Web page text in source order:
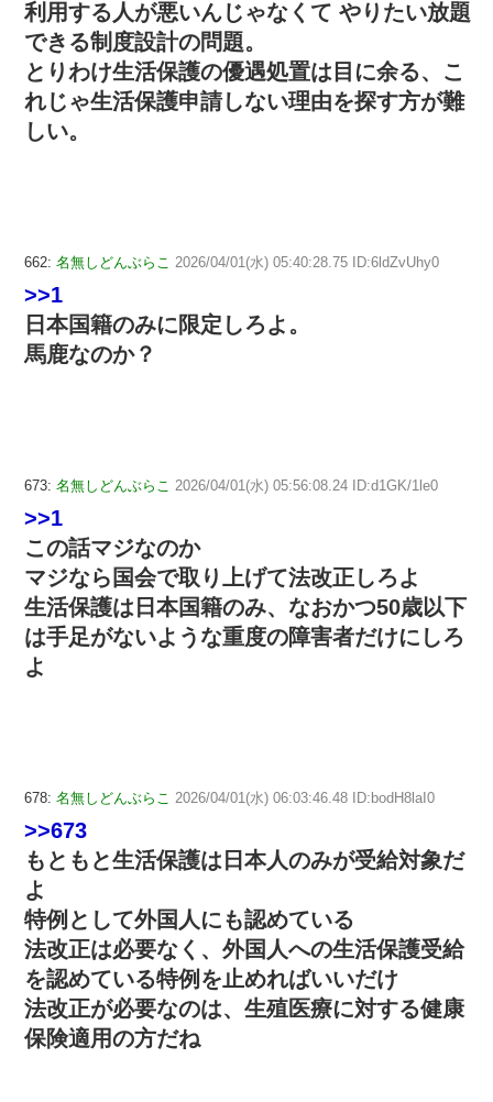
利用する人が悪いんじゃなくて やりたい放題
できる制度設計の問題。
とりわけ生活保護の優遇処置は目に余る、こ
れじゃ生活保護申請しない理由を探す方が難
しい。
662: 名無しどんぶらこ 2026/04/01(水) 05:40:28.75 ID:6ldZvUhy0
>>1
日本国籍のみに限定しろよ。
馬鹿なのか？
673: 名無しどんぶらこ 2026/04/01(水) 05:56:08.24 ID:d1GK/1le0
>>1
この話マジなのか
マジなら国会で取り上げて法改正しろよ
生活保護は日本国籍のみ、なおかつ50歳以下
は手足がないような重度の障害者だけにしろ
よ
678: 名無しどんぶらこ 2026/04/01(水) 06:03:46.48 ID:bodH8laI0
>>673
もともと生活保護は日本人のみが受給対象だ
よ
特例として外国人にも認めている
法改正は必要なく、外国人への生活保護受給
を認めている特例を止めればいいだけ
法改正が必要なのは、生殖医療に対する健康
保険適用の方だね